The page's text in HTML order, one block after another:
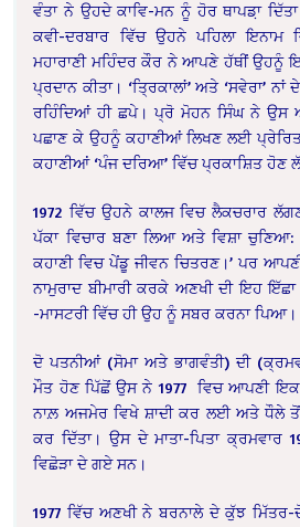
ਵੰਤਾ ਨੇ ਉਹਦੇ ਕਾਵਿ-ਮਨ ਨੂੰ ਹੋਰ ਥਾਪਡ਼ਾ
ਕਵੀ-ਦਰਬਾਰ ਵਿੱਚ ਉਹਨੇ ਪਹਿਲਾ
ਮਹਾਰਾਣੀ ਮਹਿੰਦਰ ਕੌਰ ਨੇ ਆਪਣੇ ਹੱਥੀਂ ਉਹਨੂੰ
ਪ੍ਰਦਾਨ ਕੀਤਾ। ‘ਤ੍ਰਿਕਾਲਾਂ’ ਅਤੇ ‘ਸਵੇਰਾ’
ਰਹਿੰਦਿਆਂ ਹੀ ਛਪੇ। ਪ੍ਰੋ ਮੋਹਨ ਸਿੰਘ ਨੇ ਉਸ
ਪਛਾਣ ਕੇ ਉਹਨੂੰ ਕਹਾਣੀਆਂ ਲਿਖਣ ਲਈ
ਕਹਾਣੀਆਂ ‘ਪੰਜ ਦਰਿਆ’ ਵਿੱਚ ਪ੍ਰਕਾਸ਼ਿਤ ਹੋਣ
1972 ਵਿੱਚ ਉਹਨੇ ਕਾਲਜ ਵਿਚ ਲੈਕਚਰਾਰ
ਪੱਕਾ ਵਿਚਾਰ ਬਣਾ ਲਿਆ ਅਤੇ ਵਿਸ਼ਾ ਚੁਣਿਆ:
ਕਹਾਣੀ ਵਿਚ ਪੇਂਡੂ ਜੀਵਨ ਚਿਤਰਣ।’ ਪਰ
ਨਾਮੁਰਾਦ ਬੀਮਾਰੀ ਕਰਕੇ ਅਣਖੀ ਦੀ ਇਹ
-ਮਾਸਟਰੀ ਵਿੱਚ ਹੀ ਉਹ ਨੂੰ ਸਬਰ ਕਰਨਾ ਪਿਆ।
ਦੋ ਪਤਨੀਆਂ (ਸੋਮਾ ਅਤੇ ਭਾਗਵੰਤੀ) ਦੀ
ਮੌਤ ਹੋਣ ਪਿੱਛੋਂ ਉਸ ਨੇ 1977 ਵਿਚ ਆਪਣੀ ਇਕ
ਨਾਲ਼ ਅਜਮੇਰ ਵਿਖੇ ਸ਼ਾਦੀ ਕਰ ਲਈ ਅਤੇ ਧੌਲੇ
ਕਰ ਦਿੱਤਾ। ਉਸ ਦੇ ਮਾਤਾ-ਪਿਤਾ ਕ੍ਰਮਵਾਰ
ਵਿਛੋੜਾ ਦੇ ਗਏ ਸਨ।
1977 ਵਿੱਚ ਅਣਖੀ ਨੇ ਬਰਨਾਲੇ ਦੇ ਕੁੱਝ